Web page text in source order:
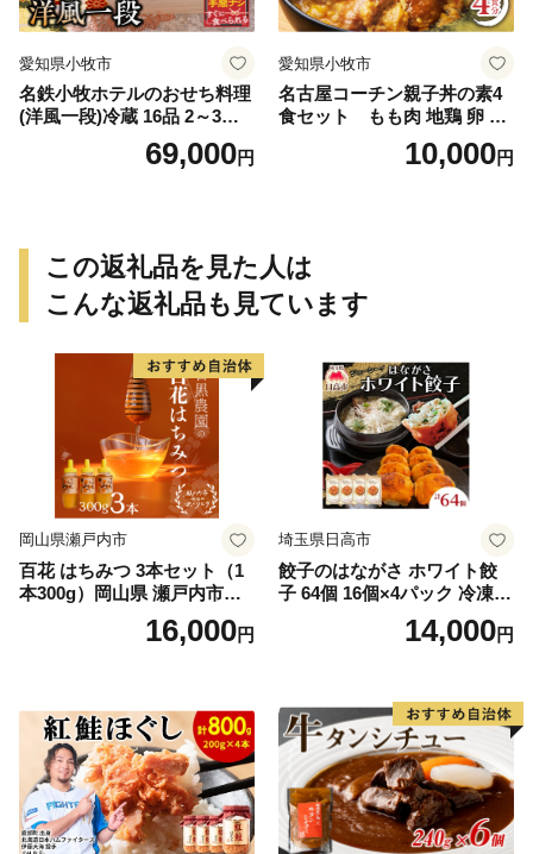
愛知県小牧市
名鉄小牧ホテルのおせち料理
(洋風一段)冷蔵 16品 2～3人
前 2027年【数量限定 お申込
期限12/15】 解凍不要 ホテル
せち 本格おせち 洋風おせち
縁起物おせち 12月31日 お届
け お正月 お取り寄せ
69,000円
愛知県小牧市
名古屋コーチン親子丼の素4
食セット もも肉 地鶏 卵 鶏
10,000円
この返礼品を見た人は
こんな返礼品も見ています
岡山県瀬戸内市
百花 はちみつ 3本セット（1
本300g）岡山県 瀬戸内市産
石黒農園 ヨーグルト パン 砂
糖の代わり 香り高い いい香
16,000円
埼玉県日高市
餃子のはながさ ホワイト餃
子 64個 16個×4パック 冷凍
中華 点心 B級グルメ ご当地
野菜 おつまみ おかず 簡単調
ー ギフト お取り寄せ 日高市
14,000円